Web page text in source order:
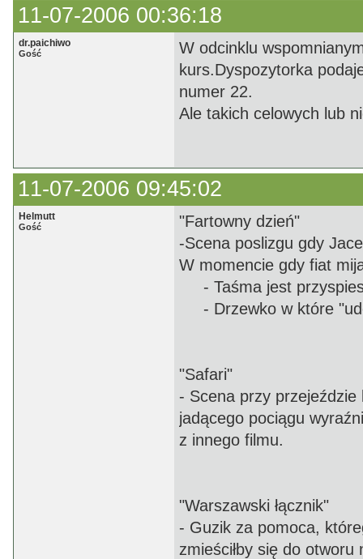
11-07-2006 00:36:18
dr.paichiwo
Gość
W odcinklu
kurs.Dyspozytorka
numer 22.
Ale takich celowych lub
11-07-2006 09:45:02
Helmutt
Gość
"Fartowny dzień"
-Scena poslizgu gdy
W momencie gdy fiat
- Taśma jest
- Drzewko w które
"Safari"
- Scena przy
jadącego pociągu
z innego filmu.
"Warszawski łącznik"
- Guzik za pomoca,
zmieściłby się do